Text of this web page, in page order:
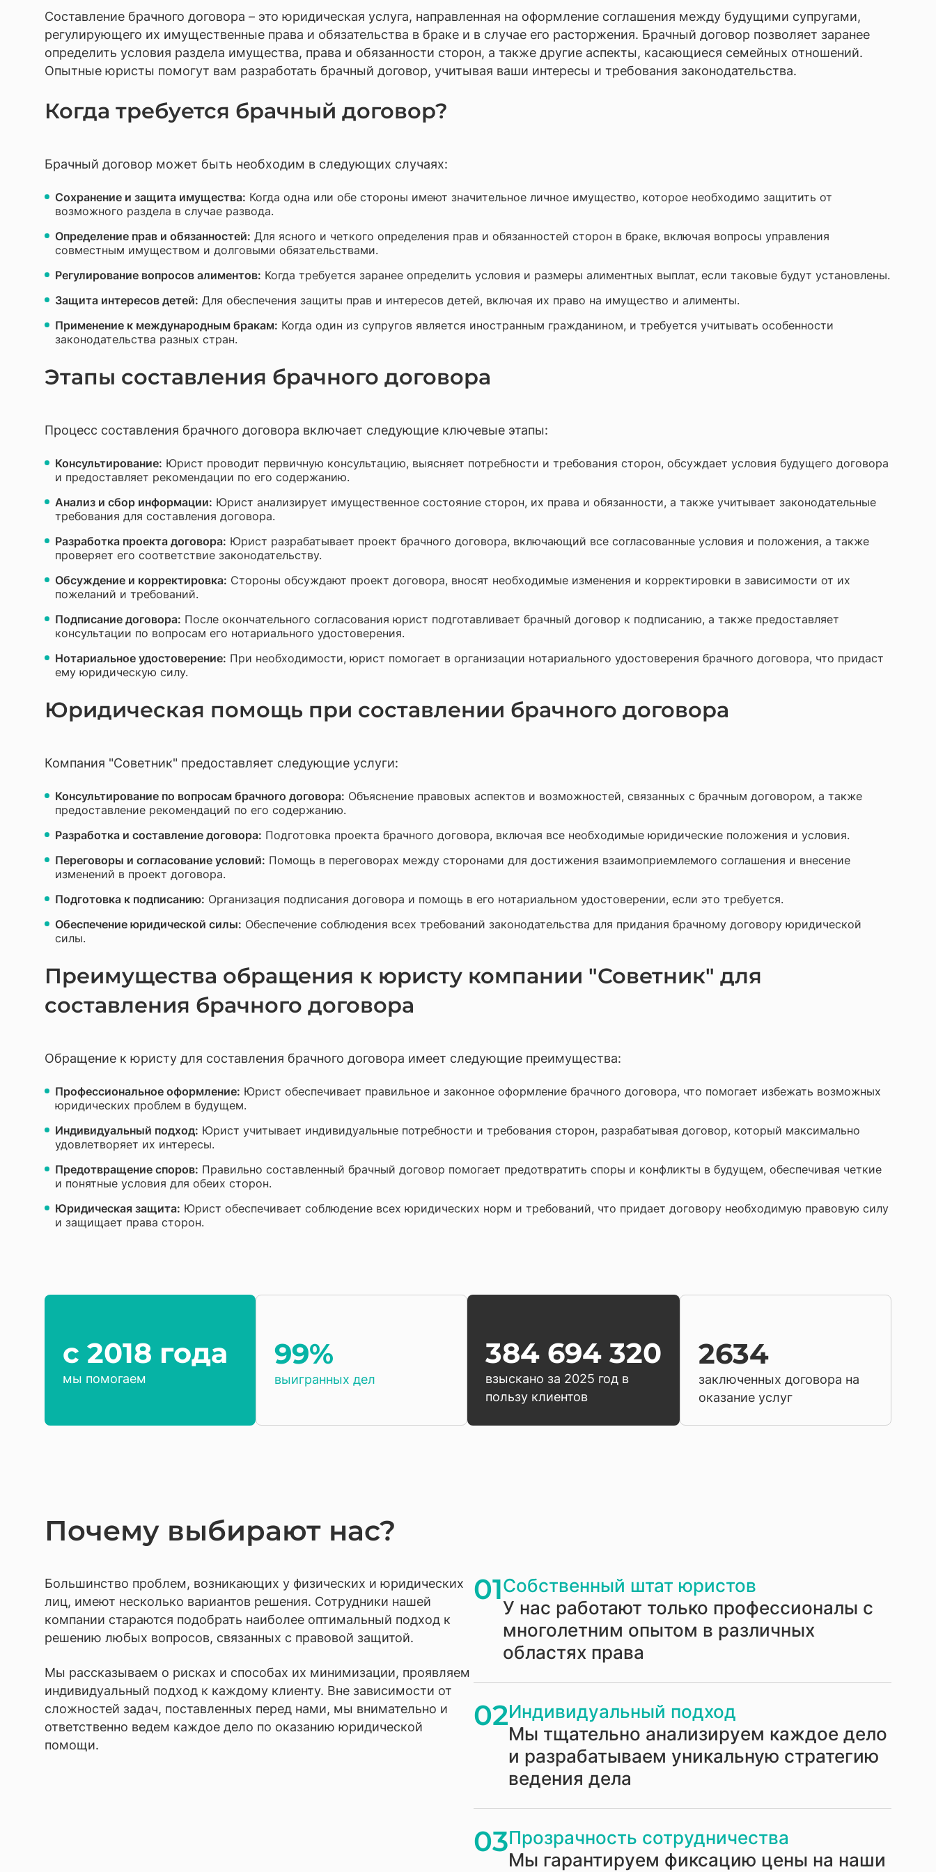
Юридическое обслуживание бизнеса и аутсорсинг
Составление брачного договора – это юридическая услуга, направленная на оформление соглашения между будущими супругами,
регулирующего их имущественные права и обязательства в браке и в случае его расторжения. Брачный договор позволяет заранее
определить условия раздела имущества, права и обязанности сторон, а также другие аспекты, касающиеся семейных отношений.
Опытные юристы помогут вам разработать брачный договор, учитывая ваши интересы и требования законодательства.
Когда требуется брачный договор?
Брачный договор может быть необходим в следующих случаях:
Сохранение и защита имущества: Когда одна или обе стороны имеют значительное личное имущество, которое необходимо защитить от
возможного раздела в случае развода.
Определение прав и обязанностей: Для ясного и четкого определения прав и обязанностей сторон в браке, включая вопросы управления
совместным имуществом и долговыми обязательствами.
Регулирование вопросов алиментов: Когда требуется заранее определить условия и размеры алиментных выплат, если таковые будут установлены.
Защита интересов детей: Для обеспечения защиты прав и интересов детей, включая их право на имущество и алименты.
Применение к международным бракам: Когда один из супругов является иностранным гражданином, и требуется учитывать особенности
законодательства разных стран.
Этапы составления брачного договора
Процесс составления брачного договора включает следующие ключевые этапы:
Консультирование: Юрист проводит первичную консультацию, выясняет потребности и требования сторон, обсуждает условия будущего договора
и предоставляет рекомендации по его содержанию.
Анализ и сбор информации: Юрист анализирует имущественное состояние сторон, их права и обязанности, а также учитывает законодательные
требования для составления договора.
Разработка проекта договора: Юрист разрабатывает проект брачного договора, включающий все согласованные условия и положения, а также
проверяет его соответствие законодательству.
Обсуждение и корректировка: Стороны обсуждают проект договора, вносят необходимые изменения и корректировки в зависимости от их
пожеланий и требований.
Подписание договора: После окончательного согласования юрист подготавливает брачный договор к подписанию, а также предоставляет
консультации по вопросам его нотариального удостоверения.
Нотариальное удостоверение: При необходимости, юрист помогает в организации нотариального удостоверения брачного договора, что придаст
ему юридическую силу.
Юридическая помощь при составлении брачного договора
Компания "Советник" предоставляет следующие услуги:
Консультирование по вопросам брачного договора: Объяснение правовых аспектов и возможностей, связанных с брачным договором, а также
предоставление рекомендаций по его содержанию.
Разработка и составление договора: Подготовка проекта брачного договора, включая все необходимые юридические положения и условия.
Переговоры и согласование условий: Помощь в переговорах между сторонами для достижения взаимоприемлемого соглашения и внесение
изменений в проект договора.
Подготовка к подписанию: Организация подписания договора и помощь в его нотариальном удостоверении, если это требуется.
Обеспечение юридической силы: Обеспечение соблюдения всех требований законодательства для придания брачному договору юридической
силы.
Преимущества обращения к юристу компании "Советник" для
составления брачного договора
Обращение к юристу для составления брачного договора имеет следующие преимущества:
Профессиональное оформление: Юрист обеспечивает правильное и законное оформление брачного договора, что помогает избежать возможных
юридических проблем в будущем.
Индивидуальный подход: Юрист учитывает индивидуальные потребности и требования сторон, разрабатывая договор, который максимально
удовлетворяет их интересы.
Предотвращение споров: Правильно составленный брачный договор помогает предотвратить споры и конфликты в будущем, обеспечивая четкие
и понятные условия для обеих сторон.
Юридическая защита: Юрист обеспечивает соблюдение всех юридических норм и требований, что придает договору необходимую правовую силу
и защищает права сторон.
c 2018 года
мы помогаем
99%
выигранных дел
384 694 320
взыскано за 2025 год в
пользу клиентов
2634
заключенных договора на
оказание услуг
Почему выбирают нас?
Большинство проблем, возникающих у физических и юридических
лиц, имеют несколько вариантов решения. Сотрудники нашей
компании стараются подобрать наиболее оптимальный подход к
решению любых вопросов, связанных с правовой защитой.
Мы рассказываем о рисках и способах их минимизации, проявляем
индивидуальный подход к каждому клиенту. Вне зависимости от
сложностей задач, поставленных перед нами, мы внимательно и
ответственно ведем каждое дело по оказанию юридической
помощи.
01Собственный штат юристов
У нас работают только профессионалы с
многолетним опытом в различных
областях права
02Индивидуальный подход
Мы тщательно анализируем каждое дело
и разрабатываем уникальную стратегию
ведения дела
03Прозрачность сотрудничества
Мы гарантируем фиксацию цены на наши